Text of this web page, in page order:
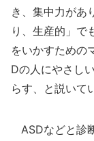
き、集中力があ
り、生産的」で
をいかすための
Dの人にやさし
らす、と説いて
ASDなどと診